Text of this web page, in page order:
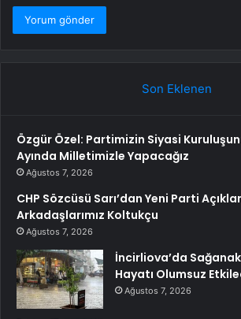
Son Eklenen
Özgür Özel: Partimizin Siyasi
Ayında Milletimizle Yapacağız
Ağustos 7, 2026
CHP Sözcüsü Sarı’dan Yeni Parti
Arkadaşlarımız Koltukçu
Ağustos 7, 2026
İncirliova’da Sağanak
Hayatı Olumsuz
Ağustos 7, 2026